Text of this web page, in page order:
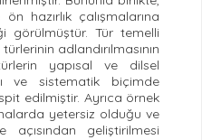
hazırlık çalışmalarına
görülmüştür. Tür temelli
adlandırılmasının
yapısal ve dilsel
ve sistematik biçimde
edilmiştir. Ayrıca örnek
yetersiz olduğu ve
geliştirilmesi